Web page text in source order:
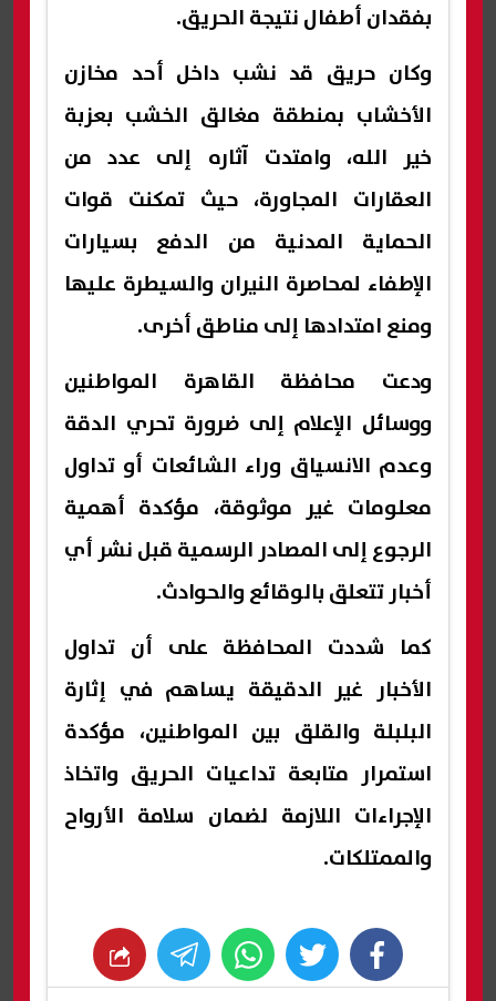
بفقدان أطفال نتيجة الحريق.
وكان حريق قد نشب داخل أحد مخازن
الأخشاب بمنطقة مغالق الخشب بعزبة
خير الله، وامتدت آثاره إلى عدد من
العقارات المجاورة، حيث تمكنت قوات
الحماية المدنية من الدفع بسيارات
الإطفاء لمحاصرة النيران والسيطرة عليها
ومنع امتدادها إلى مناطق أخرى.
ودعت محافظة القاهرة المواطنين
ووسائل الإعلام إلى ضرورة تحري الدقة
وعدم الانسياق وراء الشائعات أو تداول
معلومات غير موثوقة، مؤكدة أهمية
الرجوع إلى المصادر الرسمية قبل نشر أي
أخبار تتعلق بالوقائع والحوادث.
كما شددت المحافظة على أن تداول
الأخبار غير الدقيقة يساهم في إثارة
البلبلة والقلق بين المواطنين، مؤكدة
استمرار متابعة تداعيات الحريق واتخاذ
الإجراءات اللازمة لضمان سلامة الأرواح
والممتلكات.
facebook
twitter
whats